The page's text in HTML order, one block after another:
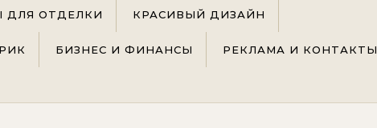
ДЛЯ ОТДЕЛКИ КРАСИВЫЙ ДИЗАЙН
БИЗНЕС И ФИНАНСЫ РЕКЛАМА И КОНТАКТЫ